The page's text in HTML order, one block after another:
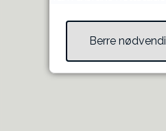
Berre